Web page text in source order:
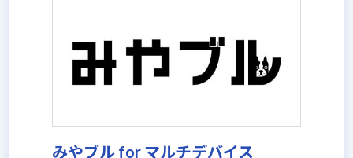
みやブル for マルチデバイス